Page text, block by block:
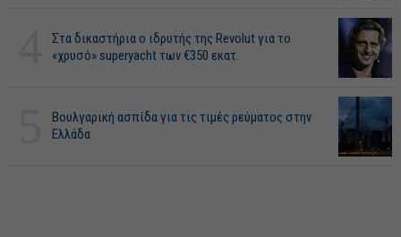
Στα δικαστήρια ο ιδρυτής της Revolut για το
«χρυσό» superyacht των €350 εκατ.
Βουλγαρική ασπίδα για τις τιμές ρεύματος στην
Ελλάδα